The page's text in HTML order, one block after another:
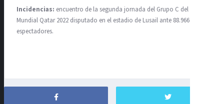
Incidencias: encuentro de la segunda jornada del Grupo C del
Mundial Qatar 2022 disputado en el estadio de Lusail ante 88.966
espectadores.